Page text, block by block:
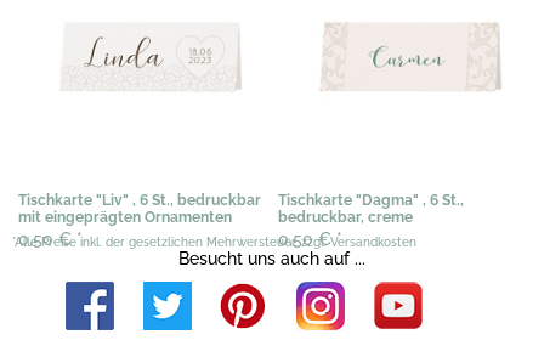
Tischkarte "Liv" , 6 St., bedruckbar
mit eingeprägten Ornamenten
0,50 €*
Tischkarte "Dagma" , 6 St.,
bedruckbar, creme
0,50 €*
*Alle Preise inkl. der gesetzlichen Mehrwersteuer, zzgl. Versandkosten
Besucht uns auch auf ...